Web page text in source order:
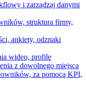
i zarządzaj danymi
struktura firmy,
ankiety, odznaki
wideo, profile
z dowolnego miejsca
za pomocą KPI,